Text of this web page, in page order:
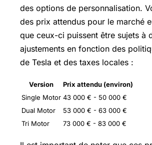
des options de personnalisation.
des prix attendus pour le marché
que ceux-ci puissent être sujets à
ajustements en fonction des
de Tesla et des taxes locales :
Version
Prix attendu (environ)
Single Motor 43 000 € - 50 000 €
Dual Motor
53 000 € - 63 000 €
Tri Motor
73 000 € - 83 000 €